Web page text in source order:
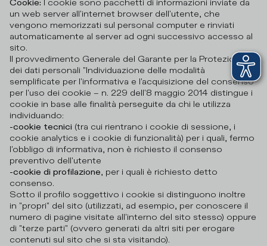
Cookie: I cookie sono pacchetti di informazioni inviate da
un web server all'internet browser dell'utente, che
vengono memorizzati sul personal computer e rinviati
automaticamente al server ad ogni successivo accesso al
sito.
Il provvedimento Generale del Garante per la Protezione
dei dati personali "Individuazione delle modalità
semplificate per l'informativa e l'acquisizione del consenso
per l'uso dei cookie – n. 229 dell'8 maggio 2014 distingue i
cookie in base alle finalità perseguite da chi le utilizza
individuando:
-cookie tecnici (tra cui rientrano i cookie di sessione, i
cookie analytics e i cookie di funzionalità) per i quali, fermo
l'obbligo di informativa, non è richiesto il consenso
preventivo dell'utente
-cookie di profilazione, per i quali è richiesto detto
consenso.
Sotto il profilo soggettivo i cookie si distinguono inoltre
in "propri" del sito (utilizzati, ad esempio, per conoscere il
numero di pagine visitate all'interno del sito stesso) oppure
di "terze parti" (ovvero generati da altri siti per erogare
contenuti sul sito che si sta visitando).